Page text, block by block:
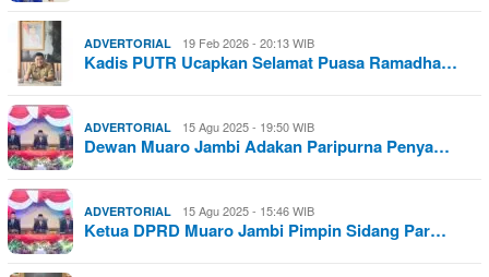
ADVERTORIAL 19 Feb 2026 - 20:13 WIB
Kadis PUTR Ucapkan Selamat Puasa Ramadha…
ADVERTORIAL 15 Agu 2025 - 19:50 WIB
Dewan Muaro Jambi Adakan Paripurna Penya…
ADVERTORIAL 15 Agu 2025 - 15:46 WIB
Ketua DPRD Muaro Jambi Pimpin Sidang Par…